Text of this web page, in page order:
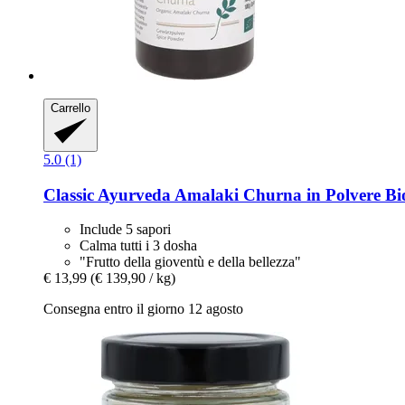
Carrello
5.0 (1)
Classic Ayurveda Amalaki Churna in Polvere
Include 5 sapori
Calma tutti i 3 dosha
"Frutto della gioventù e della bellezza"
€ 13,99 (€ 139,90 / kg)
Consegna entro il giorno 12 agosto